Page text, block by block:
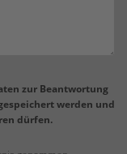
zur Beantwortung
werden und
dürfen.